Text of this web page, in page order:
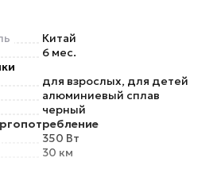
Китай
6 мес.
для взрослых, для детей
алюминиевый сплав
черный
350 Вт
30 км